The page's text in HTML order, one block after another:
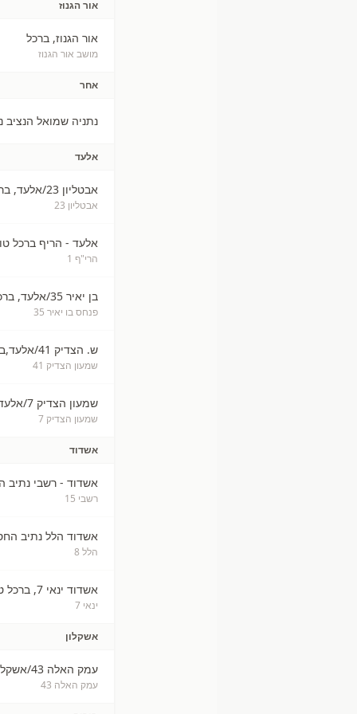
אור הגנוז
אור הגנוז, ברכל
מושב אור הגנוז
אחר
נתניה שמואל הנציב
אלעד
אבטליון 23/אלעד, ברכל
אבטליון 23
אלעד - הריף ברכל
הרי"ף 1
בן יאיר 35/אלעד, ברכל
פנחס בו יאיר 35
ש. הצדיק 41/אלעד,ברכל
שמעון הצדיק 41
שמעון הצדיק 7/אלעד, ברכל
שמעון הצדיק 7
אשדוד
אשדוד - רשבי נתיב
רשבי 15
אשדוד הלל נתיב
הלל 8
אשדוד ינאי 7, ברכל טוב
ינאי 7
אשקלון
עמק האלה 43/אשקלון ברכל
עמק האלה 43